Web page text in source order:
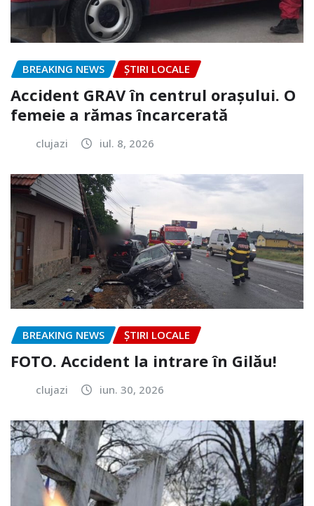
BREAKING NEWS ȘTIRI LOCALE
Accident GRAV în centrul orașului. O
femeie a rămas încarcerată
clujazi iul. 8, 2026
BREAKING NEWS ȘTIRI LOCALE
FOTO. Accident la intrare în Gilău!
clujazi iun. 30, 2026